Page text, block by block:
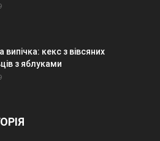
випічка: кекс з вівсяних
з яблуками